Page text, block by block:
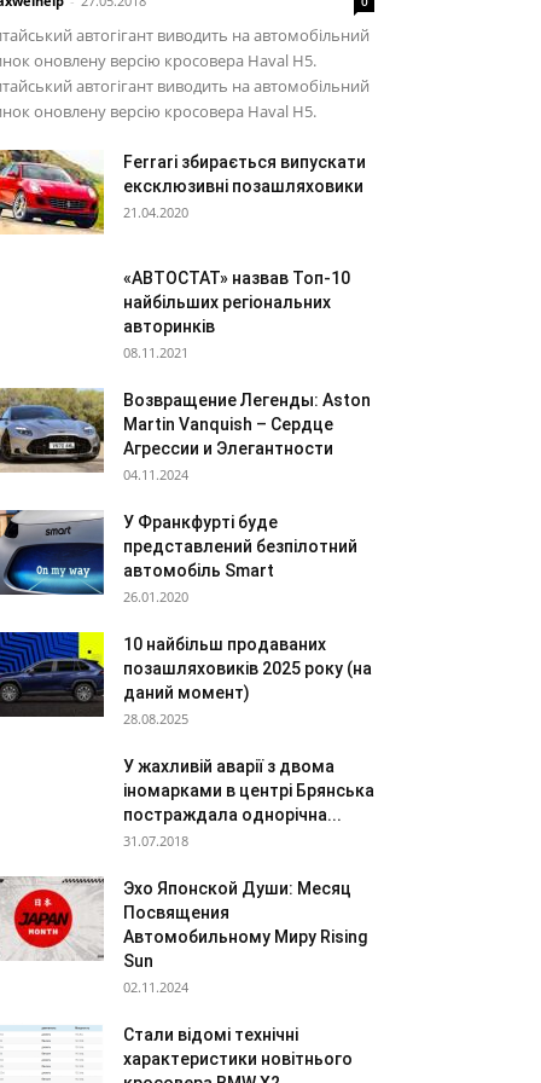
автогігант виводить на автомобільний
оновлену версію кросовера Haval H5.
автогігант виводить на автомобільний
оновлену версію кросовера Haval H5.
Ferrari збирається випускати
ексклюзивні позашляховики
21.04.2020
«АВТОСТАТ» назвав Топ-10
найбільших регіональних
авторинків
08.11.2021
Возвращение Легенды: Aston
Martin Vanquish – Сердце
Агрессии и Элегантности
04.11.2024
У Франкфурті буде
представлений безпілотний
автомобіль Smart
26.01.2020
10 найбільш продаваних
позашляховиків 2025 року (на
даний момент)
28.08.2025
У жахливій аварії з двома
іномарками в центрі Брянська
постраждала однорічна...
31.07.2018
Эхо Японской Души: Месяц
Посвящения
Автомобильному Миру Rising
Sun
02.11.2024
Стали відомі технічні
характеристики новітнього